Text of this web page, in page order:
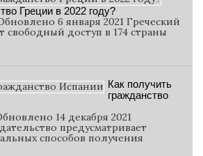
Греции в 2022 году?
6 января 2021 Греческий
свободный доступ в 174 страны
Как получить
гражданство
14 декабря 2021
предусматривает
способов получения